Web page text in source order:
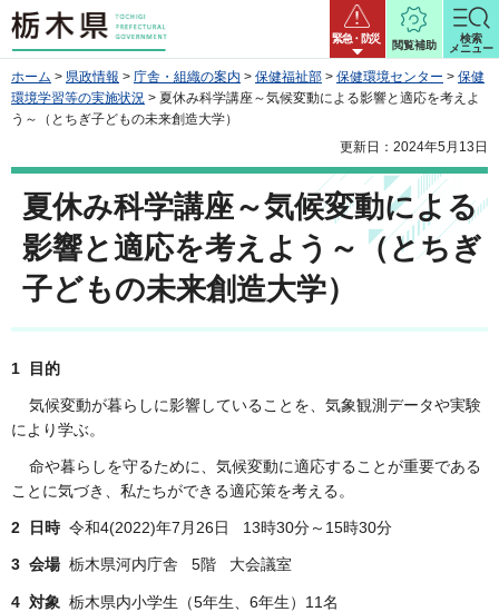
栃木県 緊急・防災
閲覧補助
検索
メニュー
ホーム > 県政情報 > 庁舎・組織の案内 > 保健福祉部 > 保健環境センター > 保健
環境学習等の実施状況 > 夏休み科学講座～気候変動による影響と適応を考えよ
う～（とちぎ子どもの未来創造大学）
更新日：2024年5月13日
夏休み科学講座～気候変動による
影響と適応を考えよう～（とちぎ
子どもの未来創造大学）
1 目的
気候変動が暮らしに影響していることを、気象観測データや実験
により学ぶ。
命や暮らしを守るために、気候変動に適応することが重要である
ことに気づき、私たちができる適応策を考える。
2 日時令和4(2022)年7月26日 13時30分～15時30分
3 会場栃木県河内庁舎 5階 大会議室
4 対象 栃木県内小学生（5年生、6年生）11名